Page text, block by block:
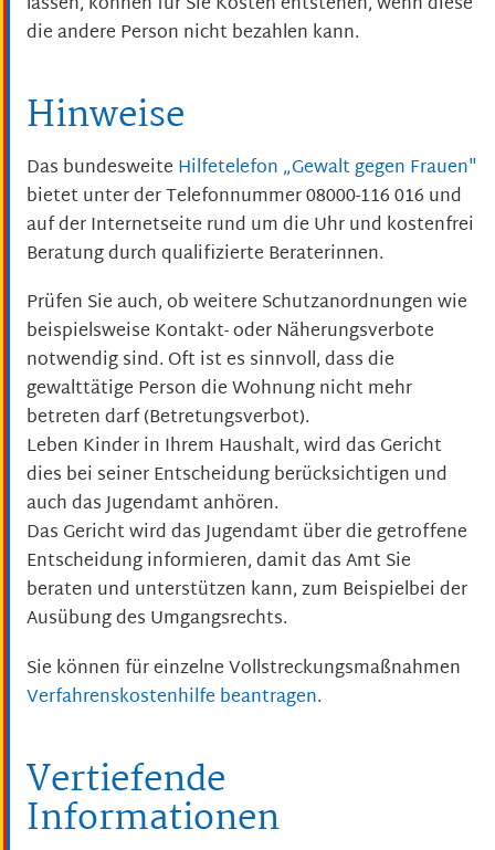
die andere Person nicht bezahlen kann.
Hinweise
Das bundesweite Hilfetelefon „Gewalt gegen Frauen"
bietet unter der Telefonnummer 08000-116 016 und
auf der Internetseite rund um die Uhr und kostenfrei
Beratung durch qualifizierte Beraterinnen.
Prüfen Sie auch, ob weitere Schutzanordnungen wie
beispielsweise Kontakt- oder Näherungsverbote
notwendig sind. Oft ist es sinnvoll, dass die
gewalttätige Person die Wohnung nicht mehr
betreten darf (Betretungsverbot).
Leben Kinder in Ihrem Haushalt, wird das Gericht
dies bei seiner Entscheidung berücksichtigen und
auch das Jugendamt anhören.
Das Gericht wird das Jugendamt über die getroffene
Entscheidung informieren, damit das Amt Sie
beraten und unterstützen kann, zum Beispielbei der
Ausübung des Umgangsrechts.
Sie können für einzelne Vollstreckungsmaßnahmen
Verfahrenskostenhilfe beantragen.
Vertiefende
Informationen